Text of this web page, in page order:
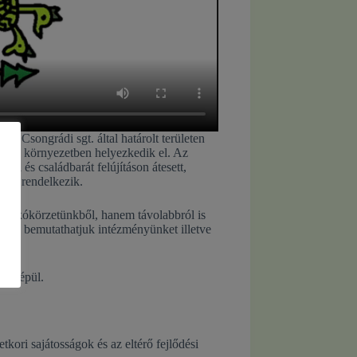
a Csongrádi sgt. által határolt területen
környezetben helyezkedik el. Az
és családbarát felújításon átesett,
rendelkezik.
lakókörzetünkből, hanem távolabbról is
bemutathatjuk intézményünket illetve
épül.
sajátosságok és az eltérő fejlődési